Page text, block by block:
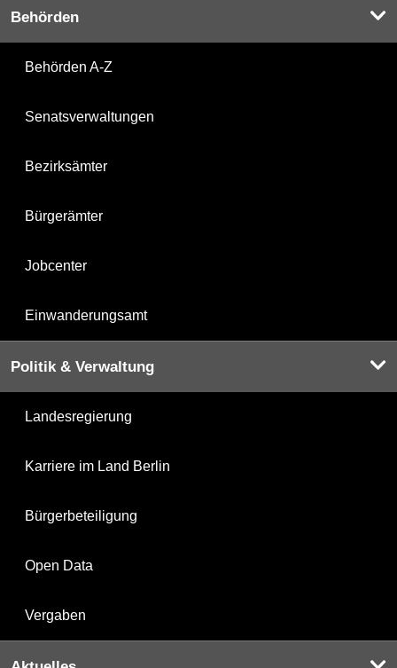
Behörden
Behörden A-Z
Senatsverwaltungen
Bezirksämter
Bürgerämter
Jobcenter
Einwanderungsamt
Politik & Verwaltung
Landesregierung
Karriere im Land Berlin
Bürgerbeteiligung
Open Data
Vergaben